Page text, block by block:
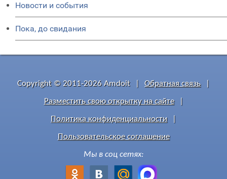
Новости и события
Пока, до свидания
Copyright © 2011-2026 Amdoit Обратная связь
Разместить свою открытку на сайте
Политика конфиденциальности
Пользовательское соглашение
Мы в соц сетях: